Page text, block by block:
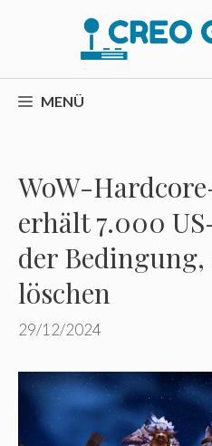
MENÜ
WoW-
erhält 7.000
der Bedingung,
löschen
29/12/2024